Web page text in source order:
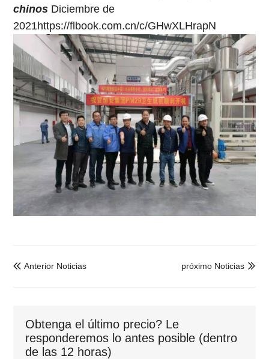
chinos Diciembre de
2021https://flbook.com.cn/c/GHwXLHrapN
 Anterior Noticias 
próximo Noticias
Obtenga el último precio? Le
responderemos lo antes posible (dentro
de las 12 horas)